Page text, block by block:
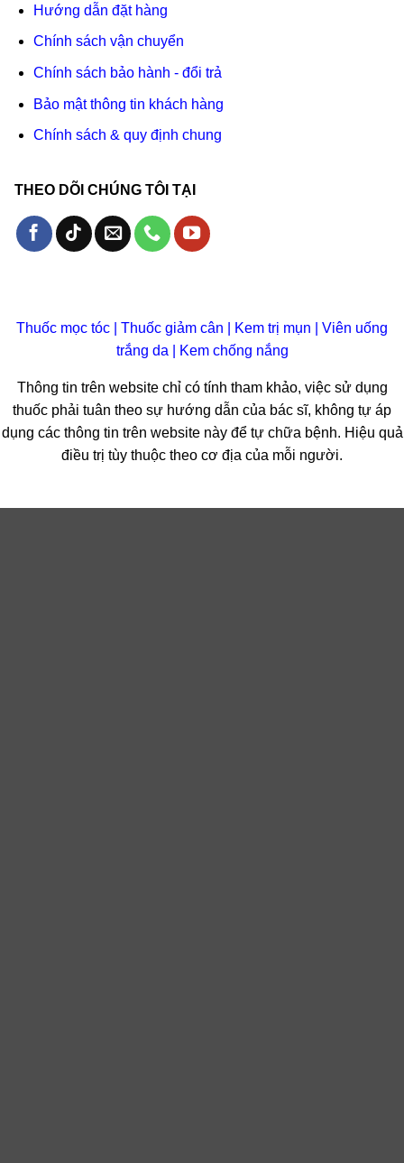
Hướng dẫn đặt hàng
Chính sách vận chuyển
Chính sách bảo hành - đổi trả
Bảo mật thông tin khách hàng
Chính sách & quy định chung
THEO DÕI CHÚNG TÔI TẠI
Thuốc mọc tóc Thuốc giảm cân Kem trị mụn
Viên uống
trắng da
Kem chống nắng
Thông tin trên website chỉ có tính tham khảo, việc sử dụng
thuốc phải tuân theo sự hướng dẫn của bác sĩ, không tự áp
dụng các thông tin trên website này để tự chữa bệnh. Hiệu quả
điều trị tùy thuộc theo cơ địa của mỗi người.